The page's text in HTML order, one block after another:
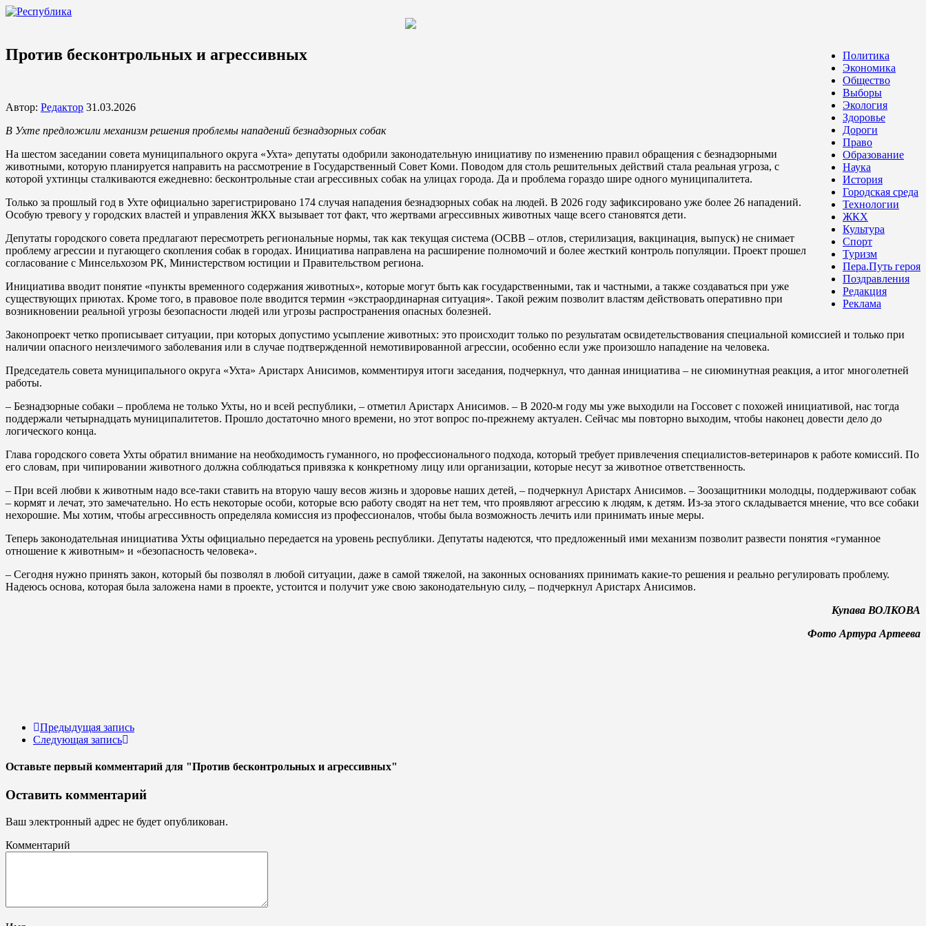
Политика
Экономика
Общество
Выборы
Экология
Здоровье
Дороги
Право
Образование
Наука
История
Городская среда
Технологии
ЖКХ
Культура
Спорт
Туризм
Пера.Путь героя
Поздравления
Редакция
Реклама
Против бесконтрольных и агрессивных
Автор: Редактор 31.03.2026
В Ухте предложили механизм решения проблемы нападений безнадзорных собак
На шестом заседании совета муниципального округа «Ухта» депутаты одобрили законодательную инициативу по изменению правил обращения с безнадзорными
животными, которую планируется направить на рассмотрение в Государственный Совет Коми. Поводом для столь решительных действий стала реальная угроза, с
которой ухтинцы сталкиваются ежедневно: бесконтрольные стаи агрессивных собак на улицах города. Да и проблема гораздо шире одного муниципалитета.
Только за прошлый год в Ухте официально зарегистрировано 174 случая нападения безнадзорных собак на людей. В 2026 году зафиксировано уже более 26 нападений.
Особую тревогу у городских властей и управления ЖКХ вызывает тот факт, что жертвами агрессивных животных чаще всего становятся дети.
Депутаты городского совета предлагают пересмотреть региональные нормы, так как текущая система (ОСВВ – отлов, стерилизация, вакцинация, выпуск) не снимает
проблему агрессии и пугающего скопления собак в городах. Инициатива направлена на расширение полномочий и более жесткий контроль популяции. Проект прошел
согласование с Минсельхозом РК, Министерством юстиции и Правительством региона.
Инициатива вводит понятие «пункты временного содержания животных», которые могут быть как государственными, так и частными, а также создаваться при уже
существующих приютах. Кроме того, в правовое поле вводится термин «экстраординарная ситуация». Такой режим позволит властям действовать оперативно при
возникновении реальной угрозы безопасности людей или угрозы распространения опасных болезней.
Законопроект четко прописывает ситуации, при которых допустимо усыпление животных: это происходит только по результатам освидетельствования специальной комиссией и только при
наличии опасного неизлечимого заболевания или в случае подтвержденной немотивированной агрессии, особенно если уже произошло нападение на человека.
Председатель совета муниципального округа «Ухта» Аристарх Анисимов, комментируя итоги заседания, подчеркнул, что данная инициатива – не сиюминутная реакция, а итог многолетней
работы.
– Безнадзорные собаки – проблема не только Ухты, но и всей республики, – отметил Аристарх Анисимов. – В 2020-м году мы уже выходили на Госсовет с похожей инициативой, нас тогда
поддержали четырнадцать муниципалитетов. Прошло достаточно много времени, но этот вопрос по-прежнему актуален. Сейчас мы повторно выходим, чтобы наконец довести дело до
логического конца.
Глава городского совета Ухты обратил внимание на необходимость гуманного, но профессионального подхода, который требует привлечения специалистов-ветеринаров к работе комиссий. По
его словам, при чипировании животного должна соблюдаться привязка к конкретному лицу или организации, которые несут за животное ответственность.
– При всей любви к животным надо все-таки ставить на вторую чашу весов жизнь и здоровье наших детей, – подчеркнул Аристарх Анисимов. – Зоозащитники молодцы, поддерживают собак
– кормят и лечат, это замечательно. Но есть некоторые особи, которые всю работу сводят на нет тем, что проявляют агрессию к людям, к детям. Из-за этого складывается мнение, что все собаки
нехорошие. Мы хотим, чтобы агрессивность определяла комиссия из профессионалов, чтобы была возможность лечить или принимать иные меры.
Теперь законодательная инициатива Ухты официально передается на уровень республики. Депутаты надеются, что предложенный ими механизм позволит развести понятия «гуманное
отношение к животным» и «безопасность человека».
– Сегодня нужно принять закон, который бы позволял в любой ситуации, даже в самой тяжелой, на законных основаниях принимать какие-то решения и реально регулировать проблему.
Надеюсь основа, которая была заложена нами в проекте, устоится и получит уже свою законодательную силу, – подчеркнул Аристарх Анисимов.
Купава ВОЛКОВА
Фото Артура Артеева
Предыдущая запись
Следующая запись
Оставьте первый комментарий для "Против бесконтрольных и агрессивных"
Оставить комментарий
Ваш электронный адрес не будет опубликован.
Комментарий